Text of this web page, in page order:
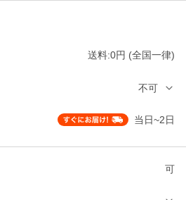
送料:0円 (全国一律)
不可
当日~2日
可